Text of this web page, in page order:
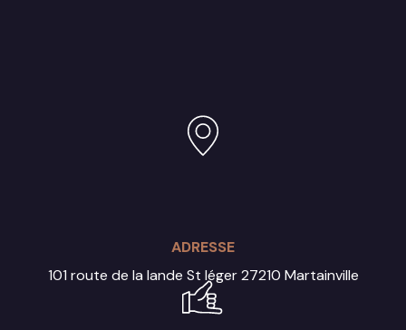
ADRESSE
101 route de la lande St léger 27210 Martainville